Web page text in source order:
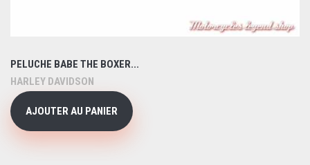
PELUCHE BABE THE BOXER...
HARLEY DAVIDSON
AJOUTER AU PANIER